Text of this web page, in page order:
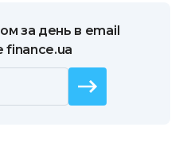
за день в email
finance.ua